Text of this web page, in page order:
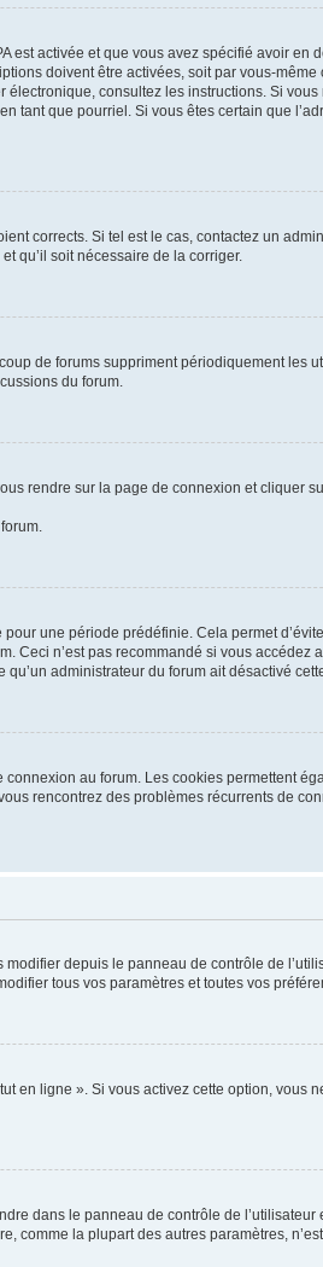
activée et que vous avez spécifié avoir en
doivent être activées, soit par vous-
consultez les instructions. Si
tant que pourriel. Si vous êtes certain que
corrects. Si tel est le cas, contactez un
qu’il soit nécessaire de la corriger.
de forums suppriment périodiquement les
du forum.
rendre sur la page de connexion et cliquer
une période prédéfinie. Cela permet
Ceci n’est pas recommandé si vous accédez
administrateur du forum ait désactivé
au forum. Les cookies permettent
rencontrez des problèmes récurrents de
depuis le panneau de contrôle de
tous vos paramètres et toutes vos
en ligne ». Si vous activez cette option, vous
dans le panneau de contrôle de
la plupart des autres paramètres,